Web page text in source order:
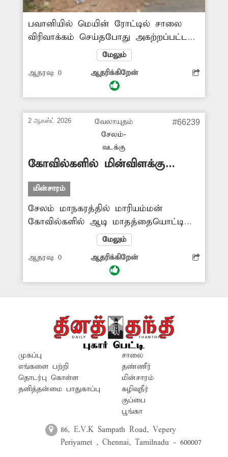
பவானியில் மெயின் ரோட்டில் சாலை
விரிவாக்கம் செய்தபோது அகற்றப்பட்ட
மின் கம்பங்கள் நடை பாதை ஓரத்தில்
வைக்கப்பட்டன. ஆனால் 4 மாதங்கள்
ஆகியும் அந்த மின்கம்பங்கள்
அப்புறப்படுத்தப்படவில்லை. இதனால்
ஏற்பட்டுள்ளது. மின்கம்பங்களை அகற்ற
அதிகாரிகள் நடவடிக்கை எடுக்க முன்வர
மேலும்
ஆதரவு: 0 ஆதரிக்கிறேன்
2 ஆகஸ்ட் 2026
வேலாயுதம்
சேலம்-
வடக்கு
#66239
கோவில்களில் மின்விளக்கு
எரியவில்லை
மின்சாரம்
சேலம் மாநகரத்தில் மாரியம்மன்
கோவில்களில் ஆடி மாதத்தையொட்டி
அதிகாலையில் திருமணமாகாத
பெண்கள் அம்மனுக்கு தண்ணீர் ஊற்றி
வணங்குவது வழக்கம். ஆனால்
மாநகரில் உள்ள கோவில்களில்
வந்து செல்கின்றனர். எனவே பெண்கள்
பாதுகாப்பு கருதி சம்பந்தப்பட்ட
அதிகாரிகள் ஆய்வு செய்து
கோவில்களில் மின்விளக்குகள் எரிய
செய்ய வேண்டும்.
மேலும்
ஆதரவு: 0 ஆதரிக்கிறேன்
முகப்பு
எங்களை பற்றி
தொடர்பு கொள்ள
தனித்தன்மை பாதுகாப்பு
சாலை
தண்ணீர்
மின்சாரம்
கழிவுநீர்
குப்பை
பூங்கா
86, E.V.K Sampath Road, Vepery
Periyamet , Chennai, Tamilnadu - 600007